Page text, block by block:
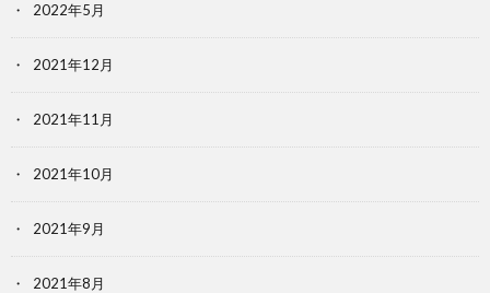
2022年5月
2021年12月
2021年11月
2021年10月
2021年9月
2021年8月